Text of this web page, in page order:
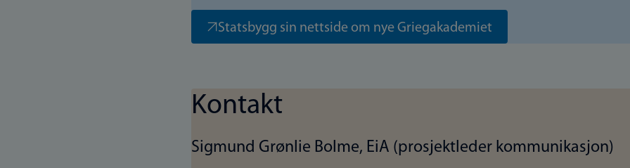
Statsbygg sin nettside om nye Griegakademiet
Kontakt
Sigmund Grønlie Bolme, EiA (prosjektleder kommunikasjon)